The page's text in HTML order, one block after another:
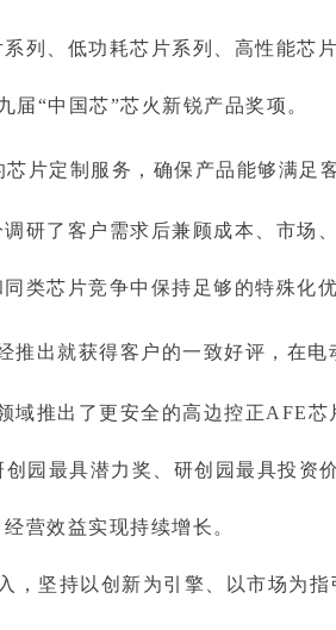
列、低功耗芯片系列、高性能芯
“中国芯”芯火新锐产品奖项。
片定制服务，确保产品能够满足
研了客户需求后兼顾成本、市场
类芯片竞争中保持足够的特殊化优
推出就获得客户的一致好评，在电
推出了更安全的高边控正AFE芯
园最具潜力奖、研创园最具投资价
营效益实现持续增长。
，坚持以创新为引擎、以市场为指